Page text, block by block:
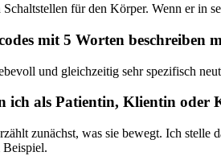
für den Körper. Wenn er in
mit 5 Worten beschreiben
und gleichzeitig sehr spezifisch
ich als Patientin, Klientin
zunächst, was sie bewegt. Ich stelle